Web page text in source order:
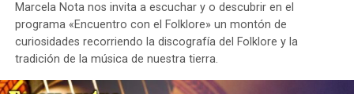
Marcela Nota nos invita a escuchar y o descubrir en el
programa «Encuentro con el Folklore» un montón de
curiosidades recorriendo la discografía del Folklore y la
tradición de la música de nuestra tierra.